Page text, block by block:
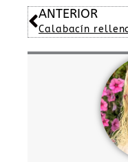
Ant
ANTERIOR